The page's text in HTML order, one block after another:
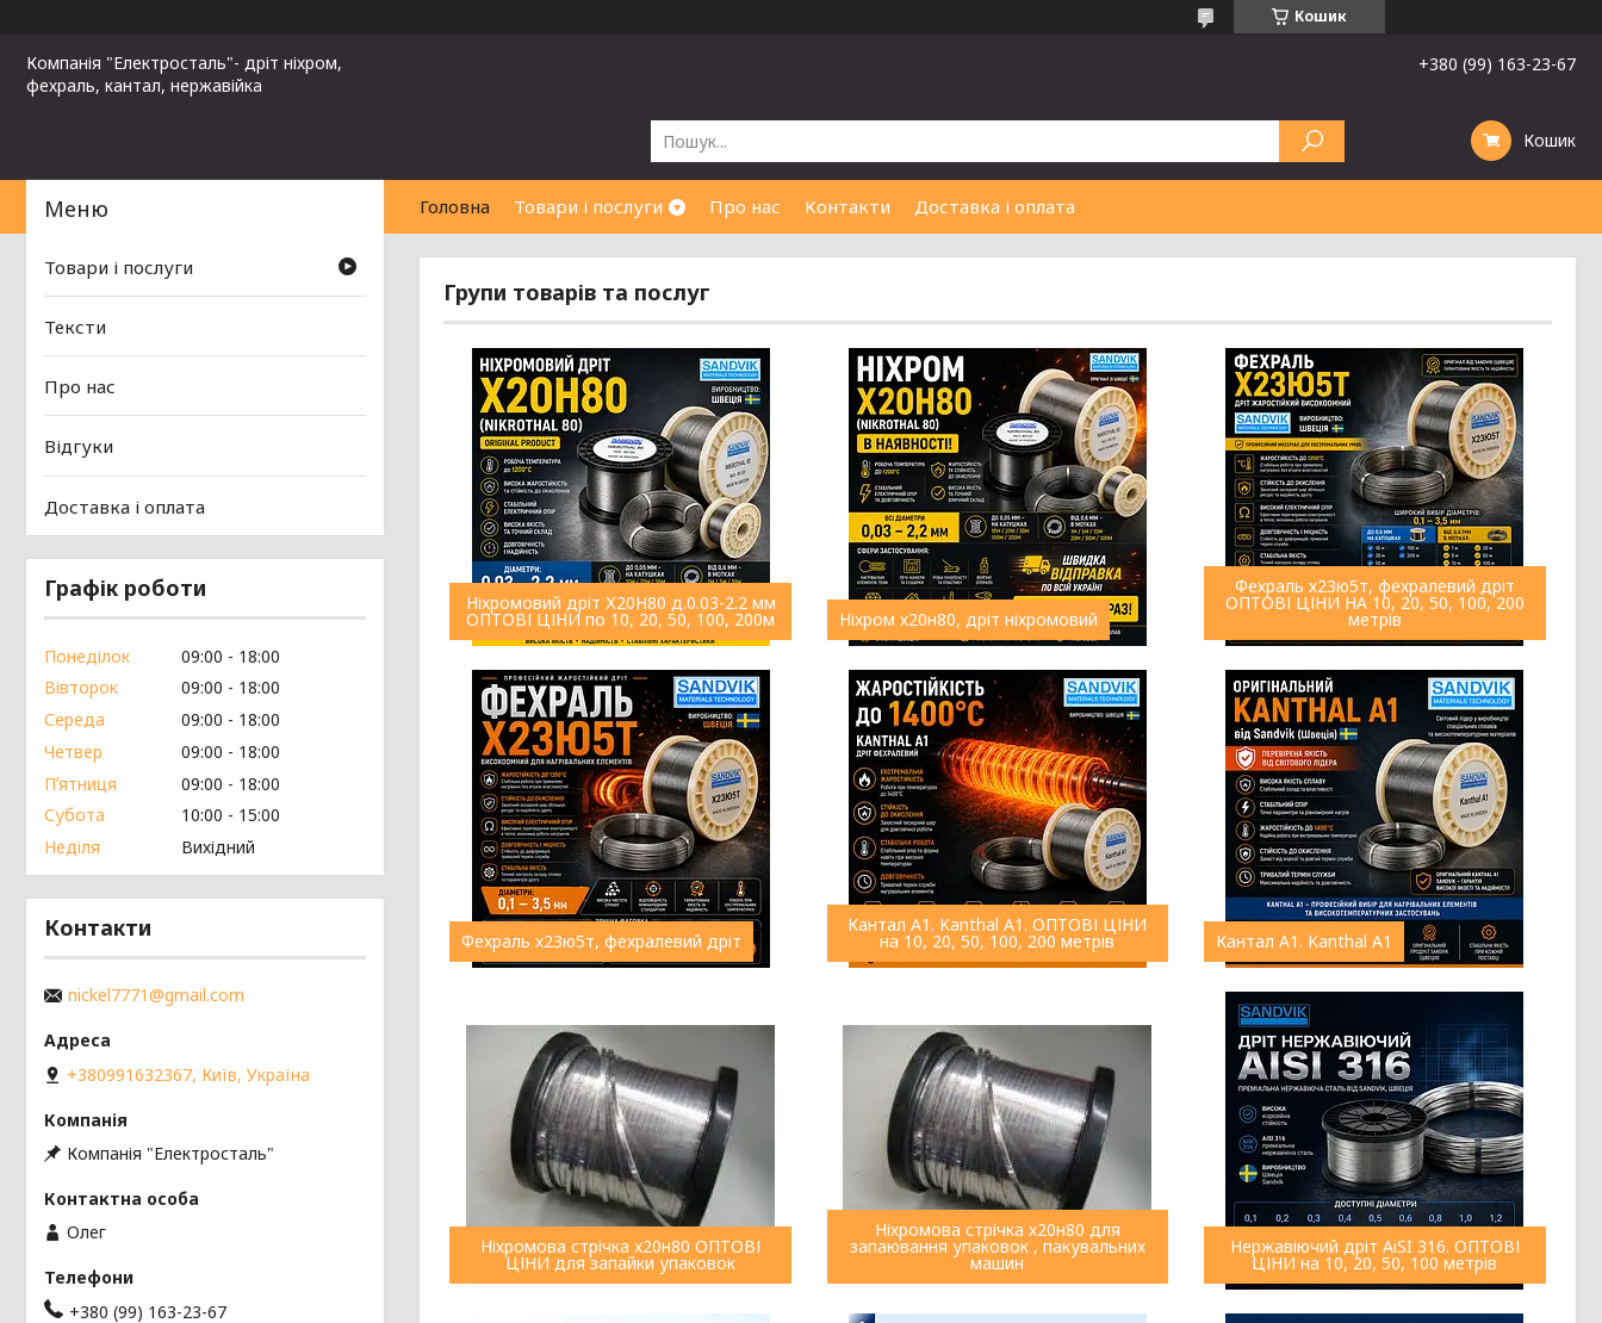
Кошик
Компанія "Електросталь"- дріт ніхром,
фехраль, кантал, нержавійка
+380 (99) 163-23-67
Кошик
Головна Товари і послуги Про нас Контакти Доставка і оплата
Групи товарів та послуг
Ніхромовий дріт Х20Н80 д.0.03-2.2 мм
ОПТОВІ ЦІНИ по 10, 20, 50, 100, 200м Ніхром х20н80, дріт ніхромовий
Фехраль х23ю5т, фехралевий дріт
ОПТОВІ ЦІНИ НА 10, 20, 50, 100, 200
метрів
Фехраль х23ю5т, фехралевий дріт
Кантал А1. Kanthal A1. ОПТОВІ ЦІНИ
на 10, 20, 50, 100, 200 метрів Кантал А1. Kanthal A1
Ніхромова стрічка x20н80 ОПТОВІ
ЦІНИ для запайки упаковок
Ніхромова стрічка х20н80 для
запаювання упаковок , пакувальних
машин
Нержавіючий дріт AiSI 316. ОПТОВІ
ЦІНИ на 10, 20, 50, 100 метрів
Товари і послуги
Тексти
Про нас
Відгуки
Доставка і оплата
Графік роботи
Понеділок 09:00
18:00
Вівторок
09:00
18:00
Середа
09:00
18:00
Четвер
09:00
18:00
Пʼятниця
09:00
18:00
Субота
10:00
15:00
Неділя
Вихідний
Контакти
nickel7771@gmail.com
+380991632367, Київ, Україна
Компанія "Електросталь"
Олег
+380 (99) 163-23-67